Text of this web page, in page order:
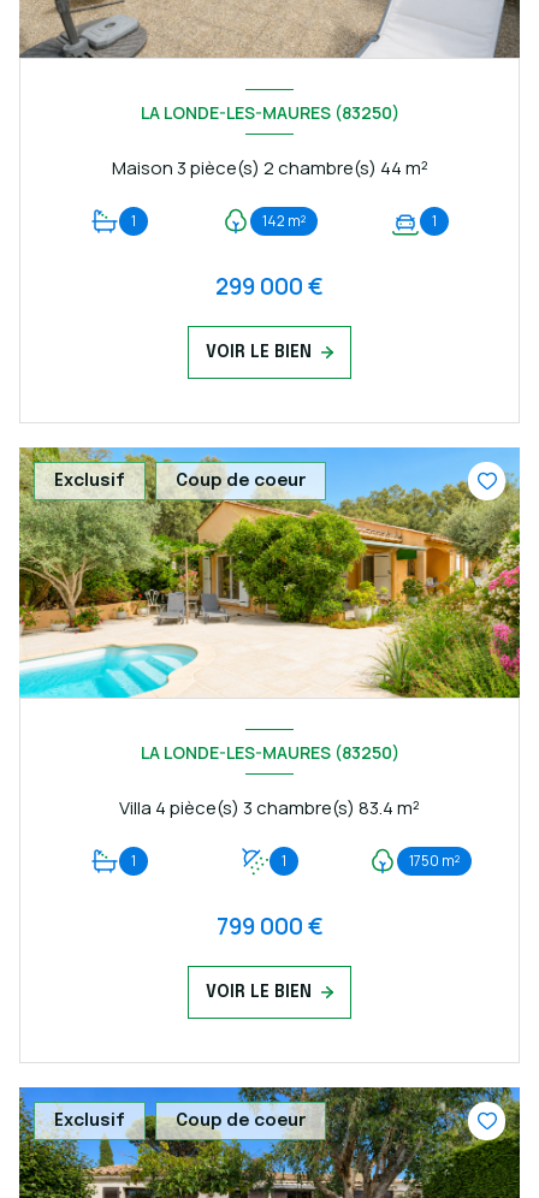
LA LONDE-LES-MAURES (83250)
Maison 3 pièce(s) 2 chambre(s) 44 m²
1 142 m² 1
299 000 €
VOIR LE BIEN
Exclusif Coup de coeur
LA LONDE-LES-MAURES (83250)
Villa 4 pièce(s) 3 chambre(s) 83.4 m²
1 1 1750 m²
799 000 €
VOIR LE BIEN
Exclusif Coup de coeur